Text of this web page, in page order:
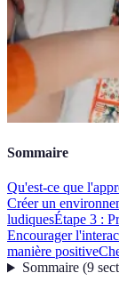
Sommaire
Qu'est-ce que
Créer un
ludiquesÉtape 3 :
Encourager
manière positive
Sommaire(9